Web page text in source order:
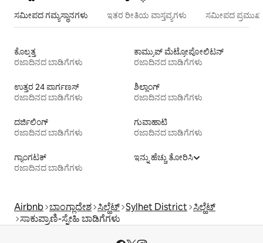
ಸಮೀಪದ ಗಮ್ಯಸ್ಥಾನಗಳು ಇತರ ರೀತಿಯ ವಾಸ್ತವ್ಯಗಳು ಸಮೀಪದ ಪ್ರಮುಖ
ಕೊಲ್ಕತ್ತ
ರಜಾದಿನದ ಬಾಡಿಗೆಗಳು
ಕಾಮ್ರುಪ್ ಮೆಟ್ರೋಪೋಲಿಟನ್
ರಜಾದಿನದ ಬಾಡಿಗೆಗಳು
ಉತ್ತರ 24 ಪಾರ್ಗಣಸ್
ರಜಾದಿನದ ಬಾಡಿಗೆಗಳು
ಶಿಲ್ಲಾಂಗ್
ರಜಾದಿನದ ಬಾಡಿಗೆಗಳು
ದರ್ಜಿಲಿಂಗ್
ರಜಾದಿನದ ಬಾಡಿಗೆಗಳು
ಗುವಾಹಾಟಿ
ರಜಾದಿನದ ಬಾಡಿಗೆಗಳು
ಗ್ಯಾಂಗಟಕ್
ರಜಾದಿನದ ಬಾಡಿಗೆಗಳು
ಇನ್ನು ಹೆಚ್ಚು ತೋರಿಸಿ
Airbnb ಬಾಂಗ್ಲಾದೇಶ ಸಿಲ್ಹೆಟ್ Sylhet District ಸಿಲ್ಹೆಟ್
ಸಾಕುಪ್ರಾಣಿ-ಸ್ನೇಹಿ ಬಾಡಿಗೆಗಳು